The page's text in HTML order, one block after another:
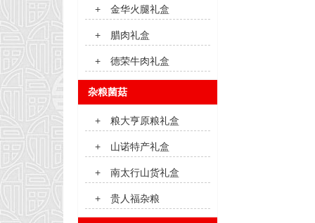
+ 金华火腿礼盒
+ 腊肉礼盒
+ 德荣牛肉礼盒
杂粮菌菇
+ 粮大亨原粮礼盒
+ 山诺特产礼盒
+ 南太行山货礼盒
+ 贵人福杂粮